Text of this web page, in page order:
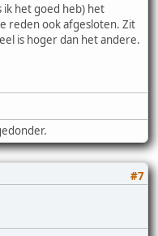
ik het goed heb) het
reden ook afgesloten. Zit
is hoger dan het andere.
#7